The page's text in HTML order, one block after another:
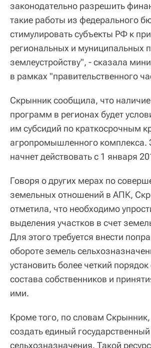
законодательно разрешить
такие работы из федерального
стимулировать субъекты РФ к
региональных и муниципальных
землеустройству", - сказала
в рамках "правительственного
Скрынник сообщила, что наличие
программ в регионах будет
им субсидий по краткосрочным
агропромышленного комплекса.
начнет действовать с 1 января
Говоря о других мерах по
земельных отношений в АПК,
отметила, что необходимо
выделения участков в счет
Для этого требуется внести
обороте земель
установить более четкий
состава собственников и
ими.
Кроме того, по словам Скрынник,
создать единый
сельхозназначения. Такой